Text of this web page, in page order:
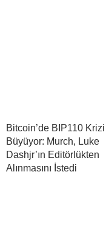
Bitcoin’de BIP110 Krizi
Büyüyor: Murch, Luke
Dashjr’ın Editörlükten
Alınmasını İstedi